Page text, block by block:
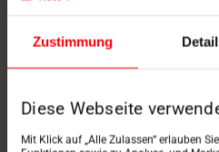
Zustimmung
Diese Webseite
Mit Klick auf „Alle Zulassen“ erlauben